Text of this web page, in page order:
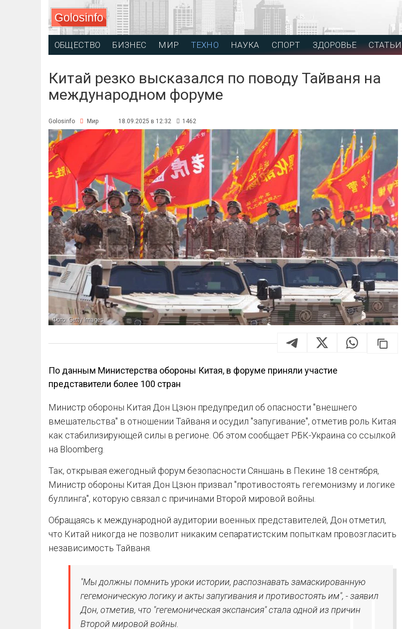
Golosinfo
ОБЩЕСТВО БИЗНЕС МИР ТЕХНО НАУКА СПОРТ ЗДОРОВЬЕ СТАТЬИ
Китай резко высказался по поводу Тайваня на
международном форуме
Golosinfo Мир 18.09.2025 в 12:32 1462
Фото: Getty Images
По данным Министерства обороны Китая, в форуме приняли участие
представители более 100 стран
Министр обороны Китая Дон Цзюн предупредил об опасности "внешнего
вмешательства" в отношении Тайваня и осудил "запугивание", отметив роль Китая
как стабилизирующей силы в регионе. Об этом сообщает РБК-Украина со ссылкой
на Вloomberg.
Так, открывая ежегодный форум безопасности Сяншань в Пекине 18 сентября,
Министр обороны Китая Дон Цзюн призвал "противостоять гегемонизму и логике
буллинга", которую связал с причинами Второй мировой войны.
Обращаясь к международной аудитории военных представителей, Дон отметил,
что Китай никогда не позволит никаким сепаратистским попыткам провозгласить
независимость Тайваня.
"Мы должны помнить уроки истории, распознавать замаскированную
гегемоническую логику и акты запугивания и противостоять им", - заявил
Дон, отметив, что "гегемоническая экспансия" стала одной из причин
Второй мировой войны.